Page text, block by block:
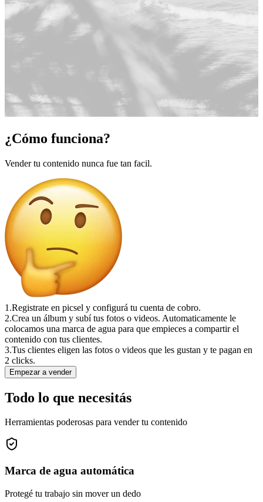
¿Cómo funciona?
Vender tu contenido nunca fue tan facil.
1.Registrate en picsel y configurá tu cuenta de cobro.
2.Crea un álbum y subí tus fotos o videos. Automaticamente le
colocamos una marca de agua para que empieces a compartir el
contenido con tus clientes.
3.Tus clientes eligen las fotos o videos que les gustan y te pagan en
2 clicks.
Empezar a vender
Todo lo que necesitás
Herramientas poderosas para vender tu contenido
Marca de agua automática
Protegé tu trabajo sin mover un dedo